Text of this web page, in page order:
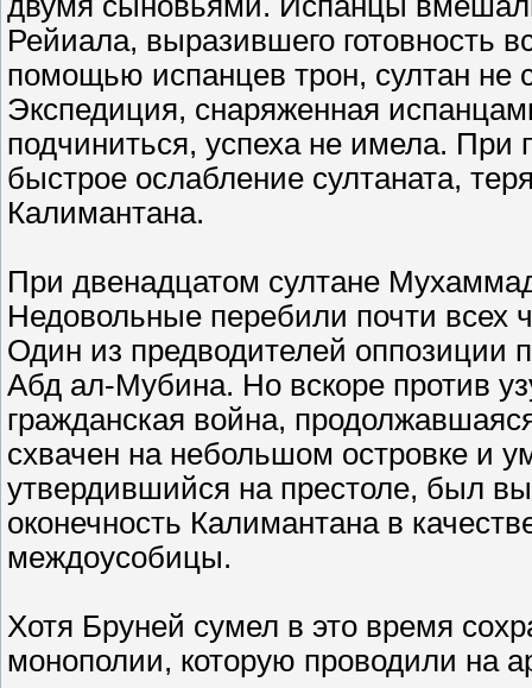
Рейиала, выразившего готовность
помощью испанцев трон, султан не
Экспедиция, снаряженная
подчиниться, успеха не имела.
быстрое ослабление султаната,
Калимантана.
При двенадцатом султане
Недовольные перебили почти всех
Один из предводителей оппозиции
Абд ал-Мубина. Но вскоре против
гражданская война,
схвачен на небольшом островке и
утвердившийся на престоле, был
оконечность Калимантана в
междоусобицы.
Хотя Бруней сумел в это время
монополии, которую проводили на